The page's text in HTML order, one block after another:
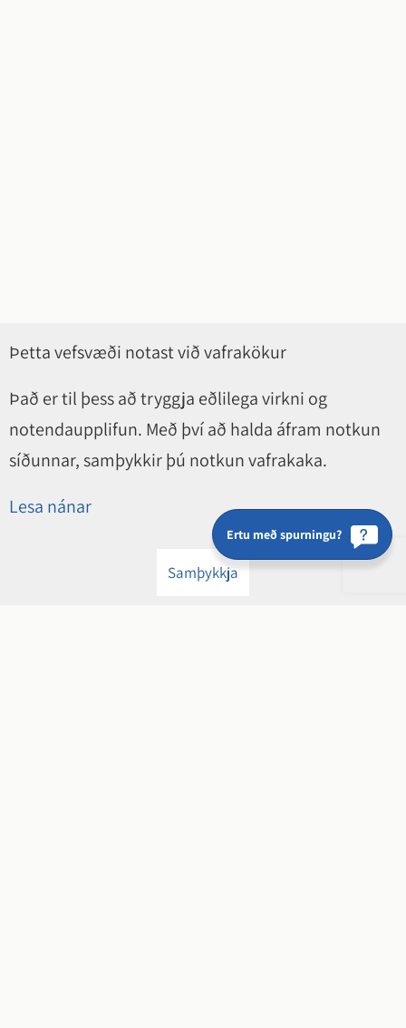
Þetta vefsvæði notast við vafrakökur
Það er til þess að tryggja eðlilega virkni og
notendaupplifun. Með því að halda áfram notkun
síðunnar, samþykkir þú notkun vafrakaka.
Lesa nánar
Samþykkja
Ertu með spurningu?